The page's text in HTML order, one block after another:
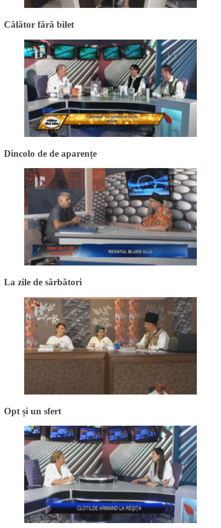
Călător fără bilet
Dincolo de de aparențe
La zile de sărbători
Opt și un sfert